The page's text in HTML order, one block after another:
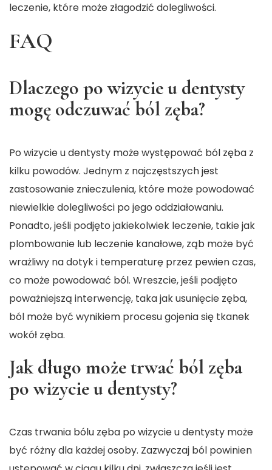
leczenie, które może złagodzić dolegliwości.
FAQ
Dlaczego po wizycie u dentysty
mogę odczuwać ból zęba?
Po wizycie u dentysty może występować ból zęba z
kilku powodów. Jednym z najczęstszych jest
zastosowanie znieczulenia, które może powodować
niewielkie dolegliwości po jego oddziałowaniu.
Ponadto, jeśli podjęto jakiekolwiek leczenie, takie jak
plombowanie lub leczenie kanałowe, ząb może być
wrażliwy na dotyk i temperaturę przez pewien czas,
co może powodować ból. Wreszcie, jeśli podjęto
poważniejszą interwencję, taka jak usunięcie zęba,
ból może być wynikiem procesu gojenia się tkanek
wokół zęba.
Jak długo może trwać ból zęba
po wizycie u dentysty?
Czas trwania bólu zęba po wizycie u dentysty może
być różny dla każdej osoby. Zazwyczaj ból powinien